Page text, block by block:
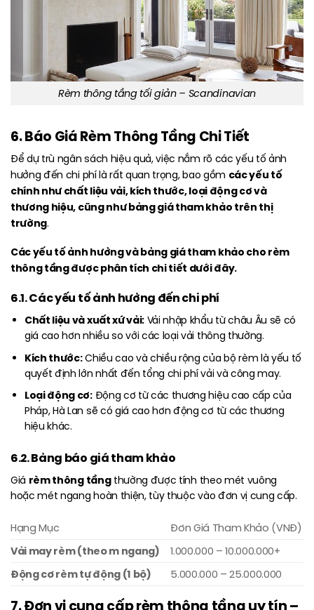
Rèm thông tầng tối giản – Scandinavian
6. Báo Giá Rèm Thông Tầng Chi Tiết
Để dự trù ngân sách hiệu quả, việc nắm rõ các yếu tố ảnh
hưởng đến chi phí là rất quan trọng, bao gồm các yếu tố
chính như chất liệu vải, kích thước, loại động cơ và
thương hiệu, cũng như bảng giá tham khảo trên thị
trường.
Các yếu tố ảnh hưởng và bảng giá tham khảo cho rèm
thông tầng được phân tích chi tiết dưới đây.
6.1. Các yếu tố ảnh hưởng đến chi phí
Chất liệu và xuất xứ vải:Vải nhập khẩu từ châu Âu sẽ có
giá cao hơn nhiều so với các loại vải thông thường.
Kích thước:Chiều cao và chiều rộng của bộ rèm là yếu tố
quyết định lớn nhất đến tổng chi phí vải và công may.
Loại động cơ:Động cơ từ các thương hiệu cao cấp của
Pháp, Hà Lan sẽ có giá cao hơn động cơ từ các thương
hiệu khác.
6.2. Bảng báo giá tham khảo
Giá rèm thông tầngthường được tính theo mét vuông
hoặc mét ngang hoàn thiện, tùy thuộc vào đơn vị cung cấp.
Hạng Mục
Đơn Giá Tham Khảo (VNĐ)
Vải may rèm (theo m ngang)
1.000.000 – 10.000.000+
Động cơ rèm tự động (1 bộ)
5.000.000 – 25.000.000